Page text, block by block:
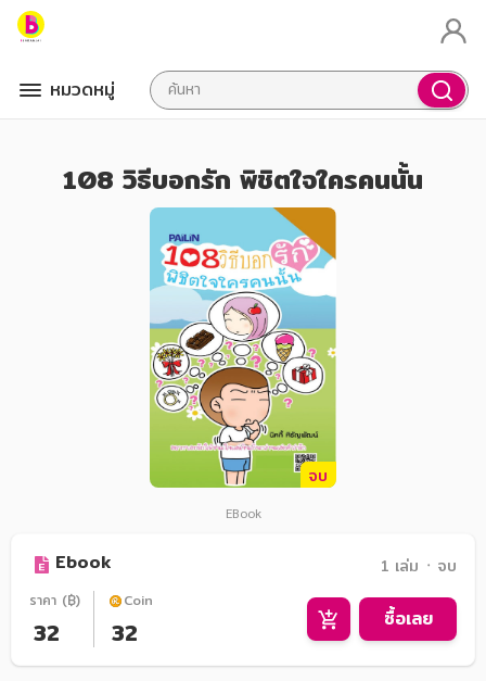
หมวดหมู่
108 วิธีบอกรัก พิชิตใจใครคนนั้น
จบ
EBook
Ebook 1 เล่ม ᛫ จบ
ราคา (฿)
32
Coin
32 ซื้อเลย